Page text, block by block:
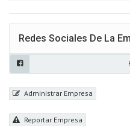
Redes Sociales De La
Administrar Empresa
Reportar Empresa